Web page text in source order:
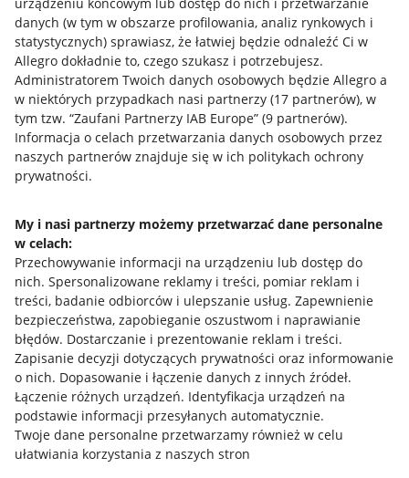
danych (w tym w obszarze profilowania, analiz rynkowych i
statystycznych) sprawiasz, że łatwiej będzie odnaleźć Ci w
Allegro dokładnie to, czego szukasz i potrzebujesz.
Administratorem Twoich danych osobowych będzie Allegro a
w niektórych przypadkach nasi partnerzy (17 partnerów), w
tym tzw. “Zaufani Partnerzy IAB Europe” (9 partnerów).
Informacja o celach przetwarzania danych osobowych przez
naszych partnerów znajduje się w ich politykach ochrony
prywatności.
My i nasi partnerzy możemy przetwarzać dane personalne
w celach:
Przechowywanie informacji na urządzeniu lub dostęp do
nich. Spersonalizowane reklamy i treści, pomiar reklam i
treści, badanie odbiorców i ulepszanie usług. Zapewnienie
bezpieczeństwa, zapobieganie oszustwom i naprawianie
błędów. Dostarczanie i prezentowanie reklam i treści.
Zapisanie decyzji dotyczących prywatności oraz informowanie
o nich. Dopasowanie i łączenie danych z innych źródeł.
Łączenie różnych urządzeń. Identyfikacja urządzeń na
podstawie informacji przesyłanych automatycznie.
Twoje dane personalne przetwarzamy również w celu
ułatwiania korzystania z naszych stron
Przydatne informacje
Jak to działa
Allegro Gadane dla sprzedających
Allegro Gadane dla kupujących
Mapa miejscowości
Informacje prawne
Regulamin
Polityka plików "cookies"
Ustawienia plików "cookies"